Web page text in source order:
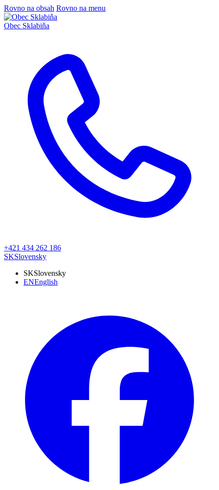
Rovno na obsah Rovno na menu
Obec Sklabiňa
+421 434 262 186
SKSlovensky
SKSlovensky
ENEnglish